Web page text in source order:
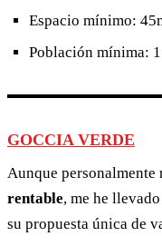
Espacio mínimo:
Población mínima:
GOCCIA VERDE
Aunque personalmente
rentable, me he
su propuesta única de